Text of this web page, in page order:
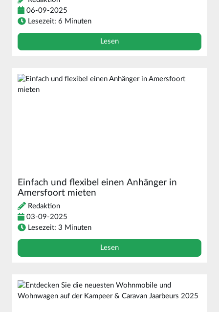
06-09-2025
Lesezeit: 6 Minuten
Lesen
Einfach und flexibel einen Anhänger in
Amersfoort mieten
Redaktion
03-09-2025
Lesezeit: 3 Minuten
Lesen